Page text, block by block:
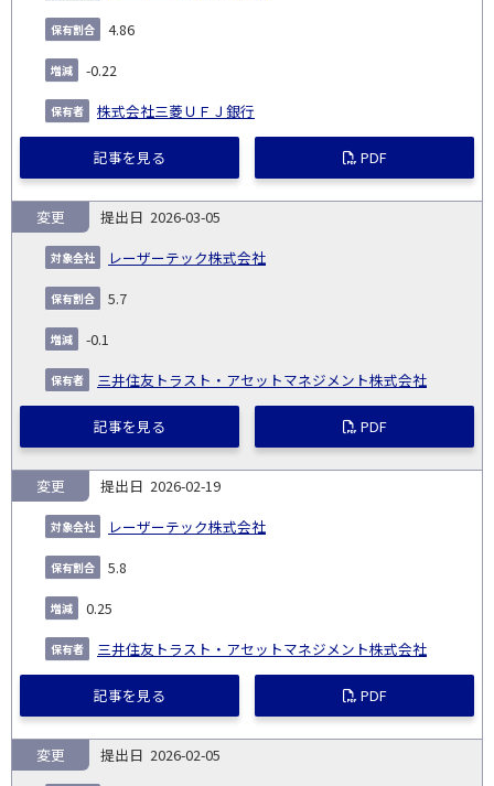
4.86
-0.22
株式会社三菱ＵＦＪ銀行
記事を見る PDF
2026-03-05
レーザーテック株式会社
変更
5.7
-0.1
三井住友トラスト・アセットマネジメント株式会社
記事を見る PDF
2026-02-19
レーザーテック株式会社
変更
5.8
0.25
三井住友トラスト・アセットマネジメント株式会社
記事を見る PDF
2026-02-05
変更